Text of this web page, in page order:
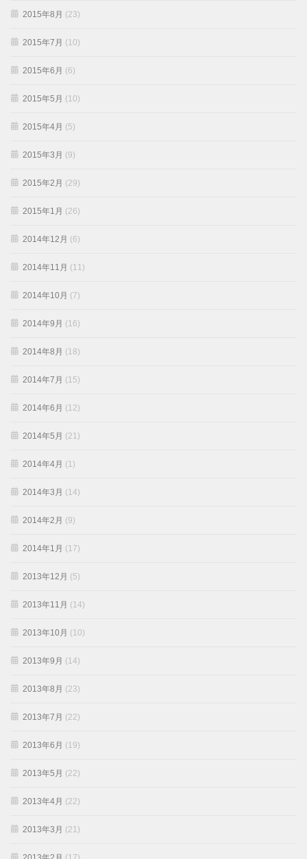
2015年8月 (23)
2015年7月 (10)
2015年6月 (6)
2015年5月 (10)
2015年4月 (5)
2015年3月 (9)
2015年2月 (29)
2015年1月 (26)
2014年12月 (6)
2014年11月 (11)
2014年10月 (7)
2014年9月 (16)
2014年8月 (18)
2014年7月 (15)
2014年6月 (12)
2014年5月 (21)
2014年4月 (1)
2014年3月 (14)
2014年2月 (9)
2014年1月 (17)
2013年12月 (5)
2013年11月 (14)
2013年10月 (10)
2013年9月 (14)
2013年8月 (23)
2013年7月 (22)
2013年6月 (19)
2013年5月 (22)
2013年4月 (22)
2013年3月 (21)